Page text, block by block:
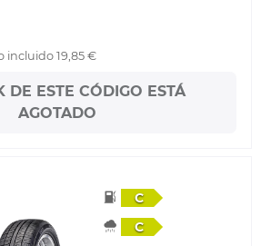
incluido 19,85 €
DE ESTE CÓDIGO ESTÁ
AGOTADO
C
C